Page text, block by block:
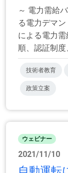
～ 電力需給
る電力デマ
による電力
順、認証制度
技術者教育
政策立案
ウェビナー
2021/11/10